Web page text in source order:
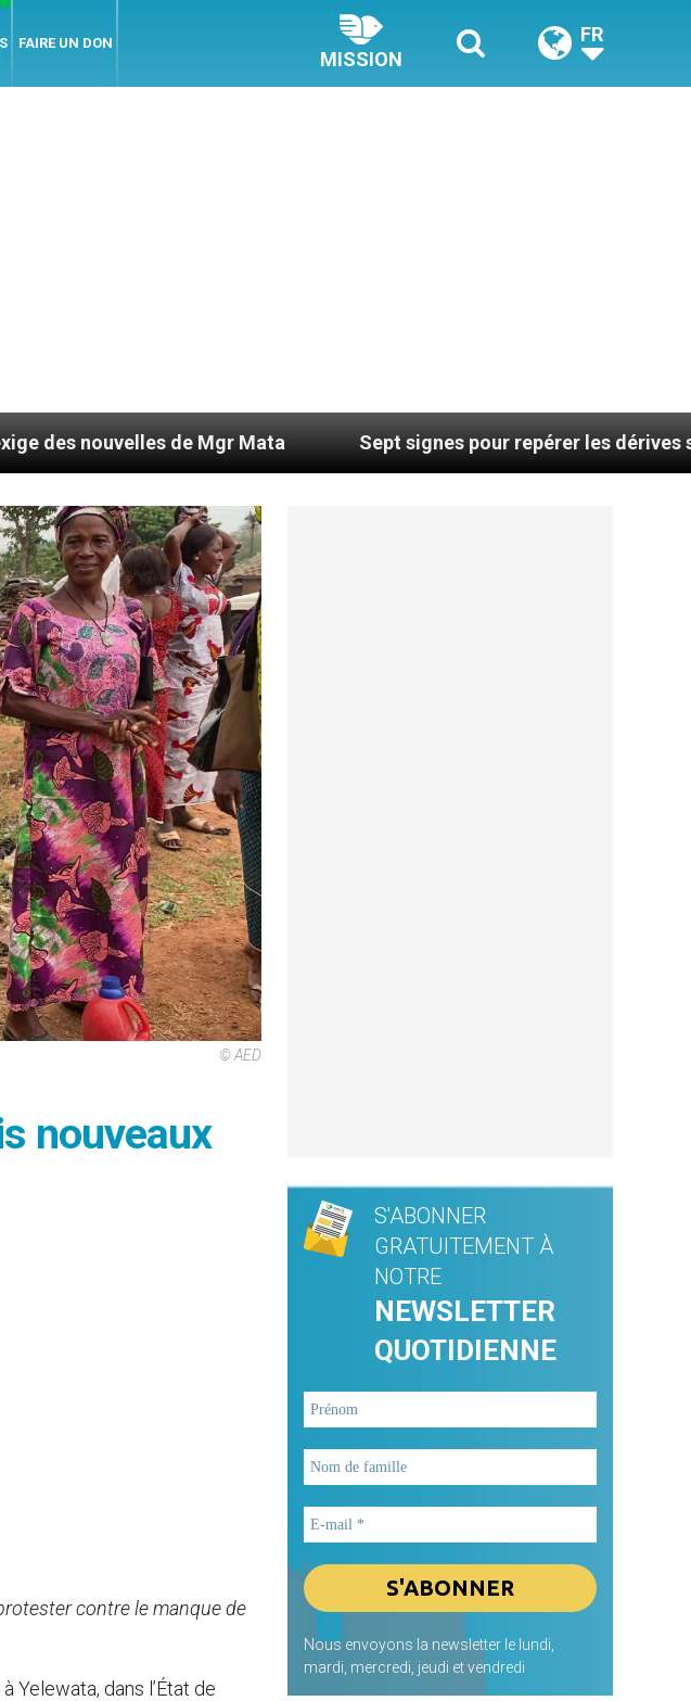
FAIRE UN DON
MISSION
FR
de Mgr Mata Sept signes pour repérer les dérives sectaires du
© AED
nouveaux
contre le manque de
dans l’État de
S'ABONNER
GRATUITEMENT À
NOTRE
NEWSLETTER
QUOTIDIENNE
Nous envoyons la newsletter le lundi,
mardi, mercredi, jeudi et vendredi